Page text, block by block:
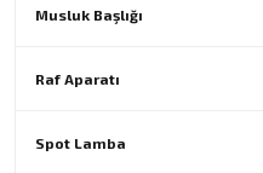
Musluk Başlığı
Raf Aparatı
Spot Lamba